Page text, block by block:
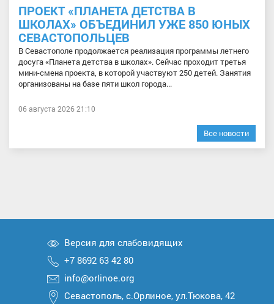
ПРОЕКТ «ПЛАНЕТА ДЕТСТВА В
ШКОЛАХ» ОБЪЕДИНИЛ УЖЕ 850 ЮНЫХ
СЕВАСТОПОЛЬЦЕВ
В Севастополе продолжается реализация программы летнего
досуга «Планета детства в школах». Сейчас проходит третья
мини-смена проекта, в которой участвуют 250 детей. Занятия
организованы на базе пяти школ города...
06 августа 2026 21:10
Все новости
Версия для слабовидящих
+7 8692 63 42 80
info@orlinoe.org
Севастополь, с.Орлиное, ул.Тюкова, 42